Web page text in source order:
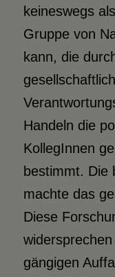
keineswegs
Gruppe von
kann, die
Handeln die
KollegInnen
bestimmt. Die
machte das
Diese
gängigen